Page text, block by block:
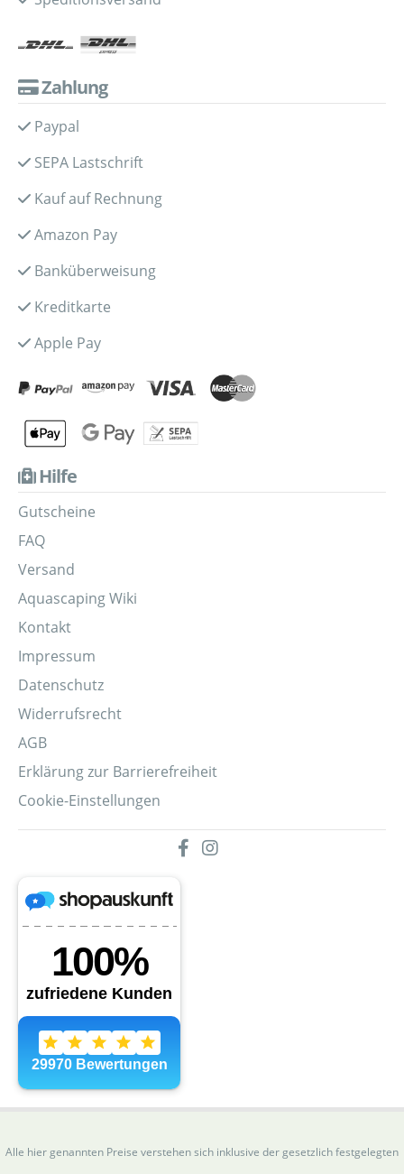
Zahlung
Paypal
SEPA Lastschrift
Kauf auf Rechnung
Amazon Pay
Banküberweisung
Kreditkarte
Apple Pay
Hilfe
Gutscheine
FAQ
Versand
Aquascaping Wiki
Kontakt
Impressum
Datenschutz
Widerrufsrecht
AGB
Erklärung zur Barrierefreiheit
Cookie-Einstellungen
Alle hier genannten Preise verstehen sich inklusive der gesetzlich festgelegten